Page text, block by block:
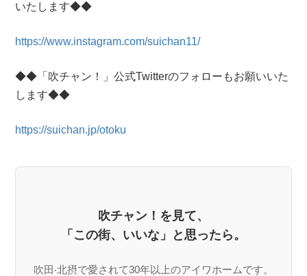
いたします◆◆
https://www.instagram.com/suichan11/
◆◆「吹チャン！」公式Twitterのフォローもお願いいた
します◆◆
https://suichan.jp/otoku
吹チャン！を見て、
「この街、いいな」と思ったら。
吹⽥‧北摂で愛されて30年以上のアイワホームです。